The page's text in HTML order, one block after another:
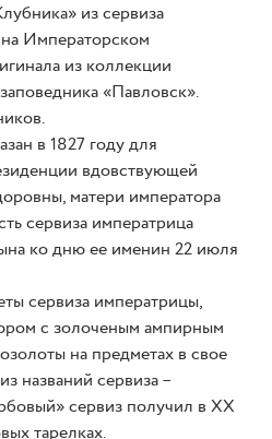
из сервиза
Императорском
из коллекции
«Павловск».
в 1827 году для
вдовствующей
матери императора
сервиза императрица
ко дню ее именин 22 июля
сервиза императрицы,
с золоченым ампирным
на предметах в свое
названий сервиза –
сервиз получил в ХХ
тарелках.